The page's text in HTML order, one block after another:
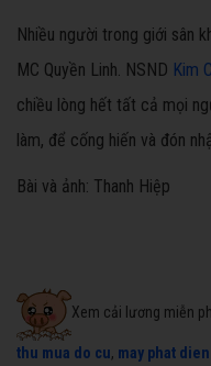
Nhiều người trong giới sân
MC Quyền Linh. NSND Kim
chiều lòng hết tất cả mọi
làm, để cống hiến và đón
Bài và ảnh: Thanh Hiệp
Xem cải lương miễn
thu mua do cu, may phat